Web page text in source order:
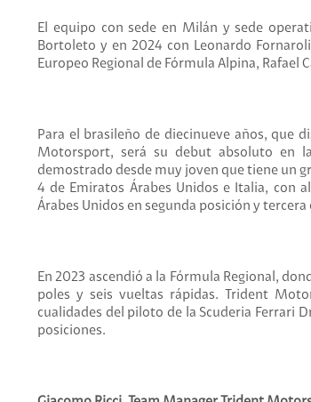
El equipo con sede en Milán y sede
Bortoleto y en 2024 con Leonardo
Europeo Regional de Fórmula Alpina, Rafael
Para el brasileño de diecinueve años, que
Motorsport, será su debut absoluto en
demostrado desde muy joven que tiene un
4 de Emiratos Árabes Unidos e Italia, con
Árabes Unidos en segunda posición y
En 2023 ascendió a la Fórmula Regional,
poles y seis vueltas rápidas. Trident
cualidades del piloto de la Scuderia Ferrari
posiciones.